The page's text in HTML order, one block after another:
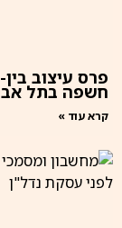
פרס עיצוב
חשפה בתל
קרא עוד »